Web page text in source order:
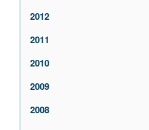
2012
2011
2010
2009
2008